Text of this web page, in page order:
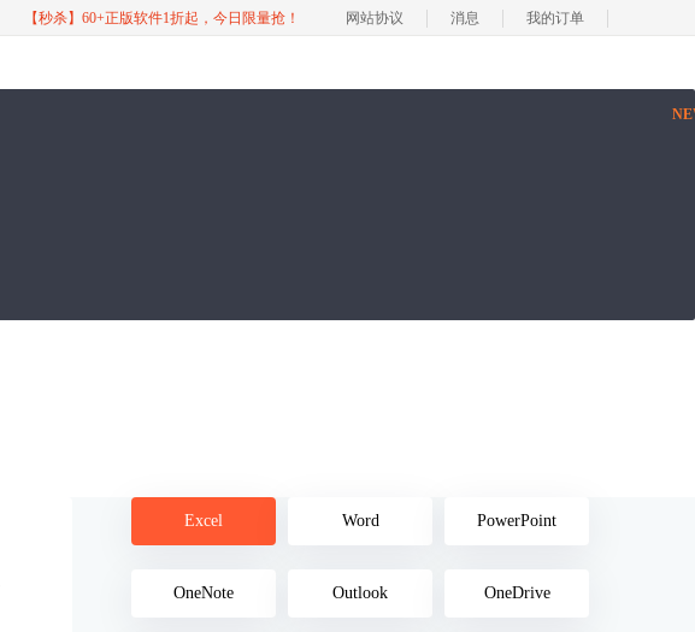
【秒杀】60+正版软件1折起，今日限量抢！ 网站协议 消息 我的订单
Excel Word PowerPoint
OneNote Outlook OneDrive